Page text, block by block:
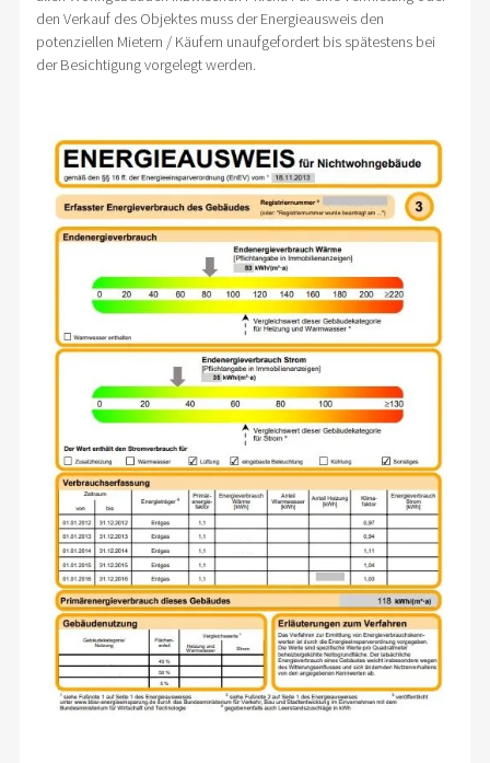
den Verkauf des Objektes muss der Energieausweis den
potenziellen Mietern / Käufern unaufgefordert bis spätestens bei
der Besichtigung vorgelegt werden.